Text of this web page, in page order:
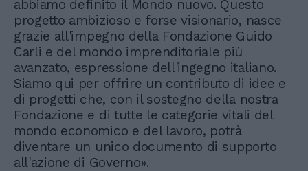
abbiamo definito il Mondo nuovo. Questo
progetto ambizioso e forse visionario, nasce
grazie all'impegno della Fondazione Guido
Carli e del mondo imprenditoriale più
avanzato, espressione dell'ingegno italiano.
Siamo qui per offrire un contributo di idee e
di progetti che, con il sostegno della nostra
Fondazione e di tutte le categorie vitali del
mondo economico e del lavoro, potrà
diventare un unico documento di supporto
all'azione di Governo».